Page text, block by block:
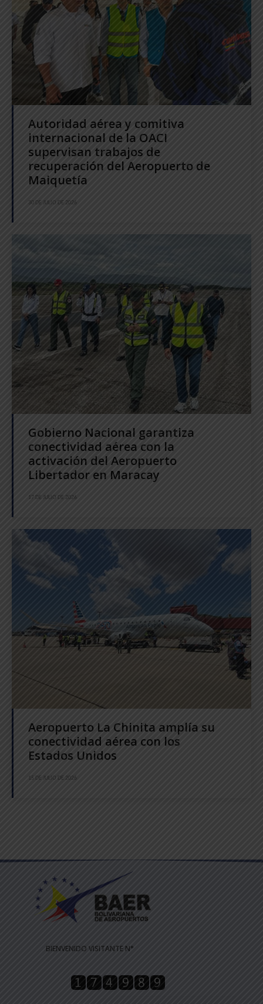
Autoridad aérea y comitiva
internacional de la OACI
supervisan trabajos de
recuperación del Aeropuerto de
Maiquetía
30 DE JULIO DE 2026
Gobierno Nacional garantiza
conectividad aérea con la
activación del Aeropuerto
Libertador en Maracay
17 DE JULIO DE 2026
Aeropuerto La Chinita amplía su
conectividad aérea con los
Estados Unidos
15 DE JULIO DE 2026
BIENVENIDO VISITANTE N°